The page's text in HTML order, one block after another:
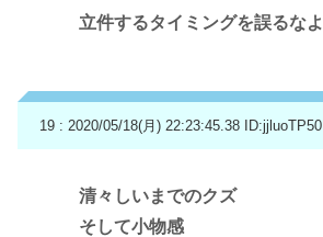
立件するタイミングを誤るなよ
19 : 2020/05/18(月) 22:23:45.38 ID:jjluoTP50
清々しいまでのクズ
そして小物感